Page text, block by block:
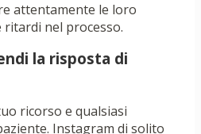
attentamente le loro
nel processo.
la risposta di
ricorso e qualsiasi
Instagram di solito